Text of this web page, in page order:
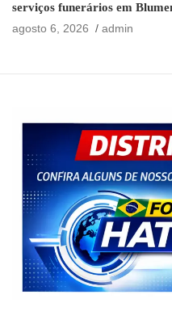
serviços funerários em
agosto 6, 2026
admin